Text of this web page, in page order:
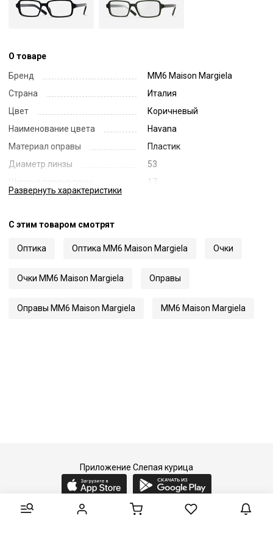
О товаре
Бренд
MM6 Maison Margiela
Страна
Италия
Цвет
Коричневый
Наименование цвета
Havana
Материал оправы
Пластик
Диаметр линзы
53
17
Развернуть характеристики
С этим товаром смотрят
Оптика Оптика MM6 Maison Margiela Очки
Очки MM6 Maison Margiela Оправы
Оправы MM6 Maison Margiela MM6 Maison Margiela
Приложение Слепая курица
2015-2026 © Слепая курица - fashion concept store.